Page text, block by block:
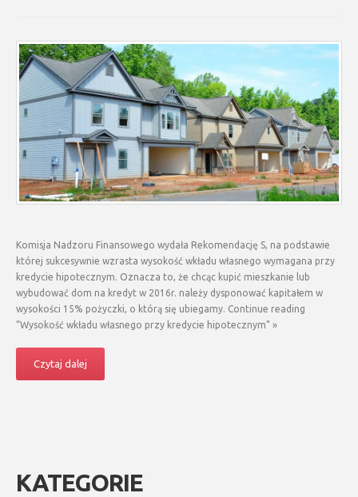
Komisja Nadzoru Finansowego wydała Rekomendację S, na podstawie
której sukcesywnie wzrasta wysokość wkładu własnego wymagana przy
kredycie hipotecznym. Oznacza to, że chcąc kupić mieszkanie lub
wybudować dom na kredyt w 2016r. należy dysponować kapitałem w
wysokości 15% pożyczki, o którą się ubiegamy. Continue reading
“Wysokość wkładu własnego przy kredycie hipotecznym” »
Czytaj dalej
KATEGORIE